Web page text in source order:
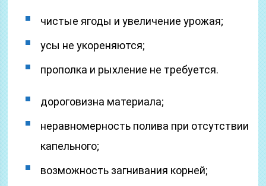
чистые ягоды и увеличение урожая;
усы не укореняются;
прополка и рыхление не требуется.
дороговизна материала;
неравномерность полива при отсутствии
капельного;
возможность загнивания корней;